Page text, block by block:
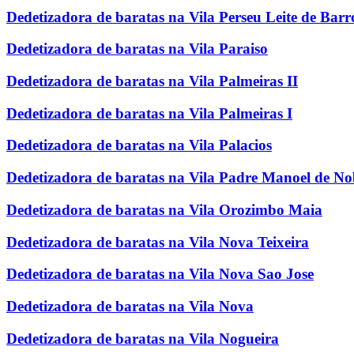
Dedetizadora de baratas na Vila Perseu Leite de
Dedetizadora de baratas na Vila Paraiso
Dedetizadora de baratas na Vila Palmeiras II
Dedetizadora de baratas na Vila Palmeiras I
Dedetizadora de baratas na Vila Palacios
Dedetizadora de baratas na Vila Padre Manoel de
Dedetizadora de baratas na Vila Orozimbo Maia
Dedetizadora de baratas na Vila Nova Teixeira
Dedetizadora de baratas na Vila Nova Sao Jose
Dedetizadora de baratas na Vila Nova
Dedetizadora de baratas na Vila Nogueira